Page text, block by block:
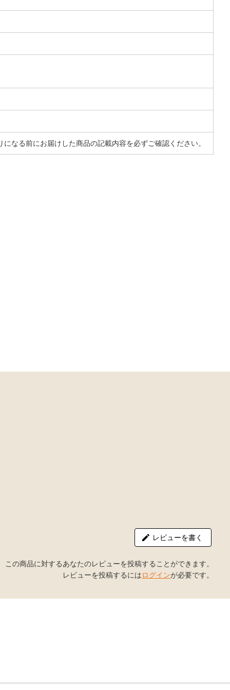
なる前にお届けした商品の記載内容を必ずご確認ください。
レビューを書く
この商品に対するあなたのレビューを投稿することができます。
レビューを投稿するにはログインが必要です。